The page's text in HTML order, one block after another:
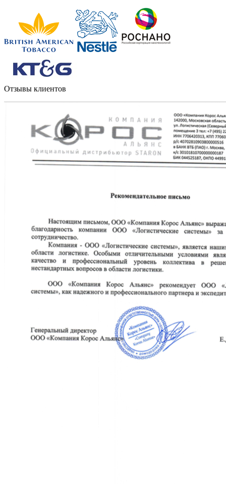
Отзывы клиентов